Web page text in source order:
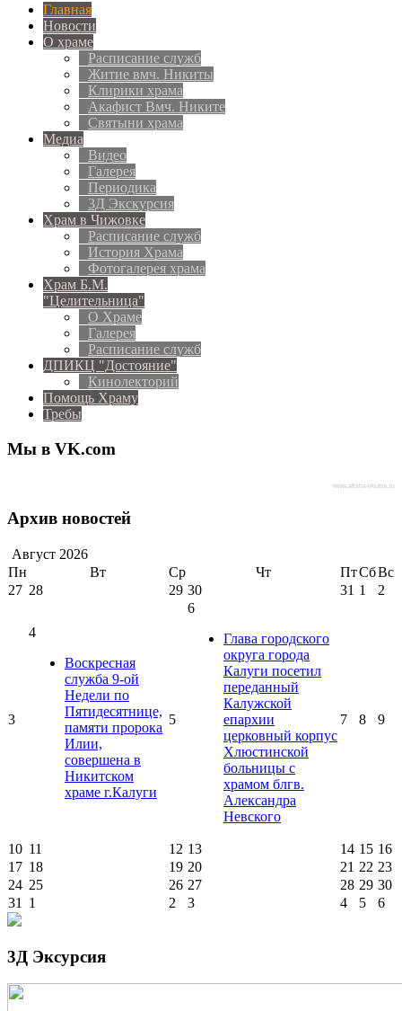
Главная
Новости
О храме
Расписание служб
Житие вмч. Никиты
Клирики храма
Акафист Вмч. Никите
Святыни храма
Медиа
Видео
Галерея
Периодика
3Д Экскурсия
Храм в Чижовке
Расписание служб
История Храма
Фотогалерея храма
Храм Б.М.
"Целительница"
О Храме
Галерея
Расписание служб
ДПИКЦ "Достояние"
Кинолекторий
Помощь Храму
Требы
Мы в VK.com
www.afisha-irkutsk.ru
Архив новостей
Август 2026
Пн
Вт Ср Чт ПтСбВс
27 28 29 30 31 1 2
3
4
Воскресная
служба 9-ой
Недели по
Пятидесятнице,
памяти пророка
Илии,
совершена в
Никитском
храме г.Калуги
5
6
Глава городского
округа города
Калуги посетил
переданный
Калужской
епархии
церковный корпус
Хлюстинской
больницы с
храмом блгв.
Александра
Невского
7 8 9
10 11 12 13 14 15 16
17 18 19 20 21 22 23
24 25 26 27 28 29 30
31
1 2 3 4 5 6
3Д Эксурсия